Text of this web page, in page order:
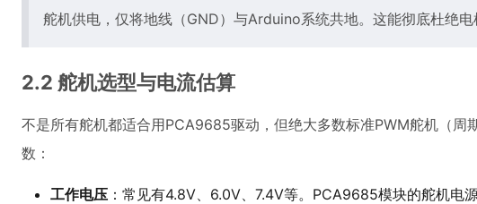
舵机供电，仅将地线（GND）与Arduino系统共地。这能彻底杜绝电
2.2 舵机选型与电流估算
不是所有舵机都适合用PCA9685驱动，但绝大多数标准PWM舵机（
数：
工作电压 ：常见有4.8V、6.0V、7.4V等。PCA9685模块的舵机